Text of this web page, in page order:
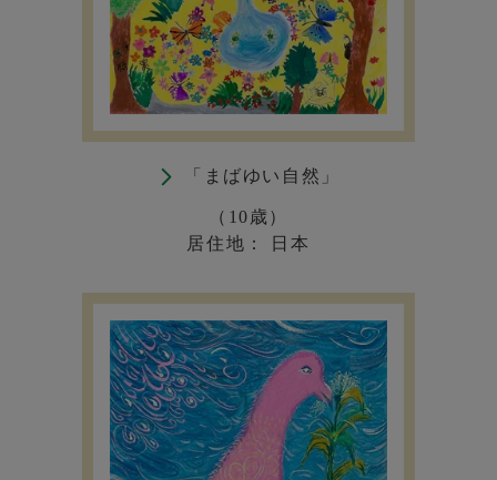
「まばゆい自然」
（10歳）
居住地： 日本